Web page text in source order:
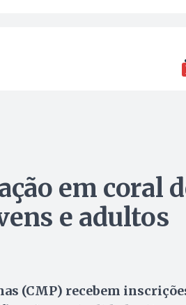
em coral
e adultos
(CMP) recebem